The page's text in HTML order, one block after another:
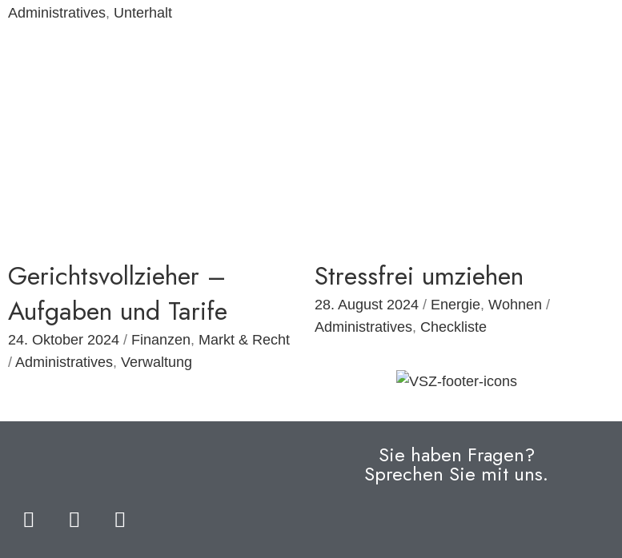
Administratives, Unterhalt
Gerichtsvollzieher –
Aufgaben und Tarife
24. Oktober 2024 / Finanzen, Markt & Recht
/ Administratives, Verwaltung
Stressfrei umziehen
28. August 2024 / Energie,Wohnen /
Administratives, Checkliste
Sie haben Fragen?
Sprechen Sie mit uns.